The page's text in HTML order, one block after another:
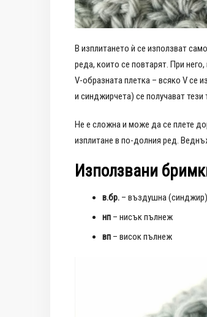
В изплитането ѝ се използват
реда, които се повтарят. При
V-образната плетка – всяко V се
и синджирчета) се получават
Не е сложна и може да се плете
изплитане в по-долния ред.
Използвани
в.бр. – въздушна
нп – нисък пълнеж
вп – висок пълнеж